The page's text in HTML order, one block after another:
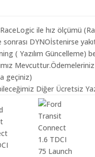
ile hız ölçümü
DYNOİstenirse
( Yazılım Güncelleme)
geçiniz)
Diğer Ücretsiz